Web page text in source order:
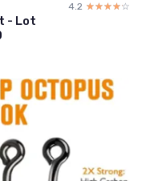
4.2 ☆☆☆☆☆
★★★★★
- Lot